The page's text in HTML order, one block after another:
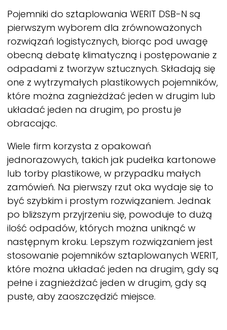
Pojemniki do sztaplowania WERIT DSB-N są
pierwszym wyborem dla zrównoważonych
rozwiązań logistycznych, biorąc pod uwagę
obecną debatę klimatyczną i postępowanie z
odpadami z tworzyw sztucznych. Składają się
one z wytrzymałych plastikowych pojemników,
które można zagnieżdżać jeden w drugim lub
układać jeden na drugim, po prostu je
obracając.
Wiele firm korzysta z opakowań
jednorazowych, takich jak pudełka kartonowe
lub torby plastikowe, w przypadku małych
zamówień. Na pierwszy rzut oka wydaje się to
być szybkim i prostym rozwiązaniem. Jednak
po bliższym przyjrzeniu się, powoduje to dużą
ilość odpadów, których można uniknąć w
następnym kroku. Lepszym rozwiązaniem jest
stosowanie pojemników sztaplowanych WERIT,
które można układać jeden na drugim, gdy są
pełne i zagnieżdżać jeden w drugim, gdy są
puste, aby zaoszczędzić miejsce.